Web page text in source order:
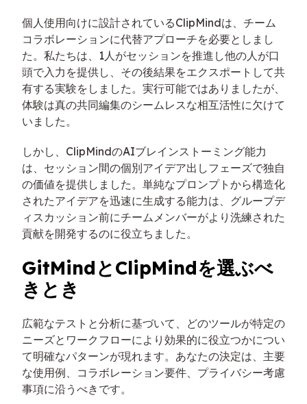
個人使用向けに設計されているClipMindは、チーム
コラボレーションに代替アプローチを必要としまし
た。私たちは、1人がセッションを推進し他の人が口
頭で入力を提供し、その後結果をエクスポートして共
有する実験をしました。実行可能ではありましたが、
体験は真の共同編集のシームレスな相互活性に欠けて
いました。
しかし、ClipMindのAIブレインストーミング能力
は、セッション間の個別アイデア出しフェーズで独自
の価値を提供しました。単純なプロンプトから構造化
されたアイデアを迅速に生成する能力は、グループデ
ィスカッション前にチームメンバーがより洗練された
貢献を開発するのに役立ちました。
GitMindとClipMindを選ぶべ
きとき
広範なテストと分析に基づいて、どのツールが特定の
ニーズとワークフローにより効果的に役立つかについ
て明確なパターンが現れます。あなたの決定は、主要
な使用例、コラボレーション要件、プライバシー考慮
事項に沿うべきです。